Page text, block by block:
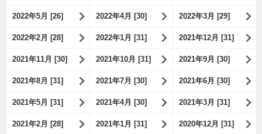
2022年5月 [26] 2022年4月 [30] 2022年3月 [29]
2022年2月 [28] 2022年1月 [31] 2021年12月 [31]
2021年11月 [30] 2021年10月 [31] 2021年9月 [30]
2021年8月 [31] 2021年7月 [30] 2021年6月 [30]
2021年5月 [31] 2021年4月 [30] 2021年3月 [31]
2021年2月 [28] 2021年1月 [31] 2020年12月 [31]